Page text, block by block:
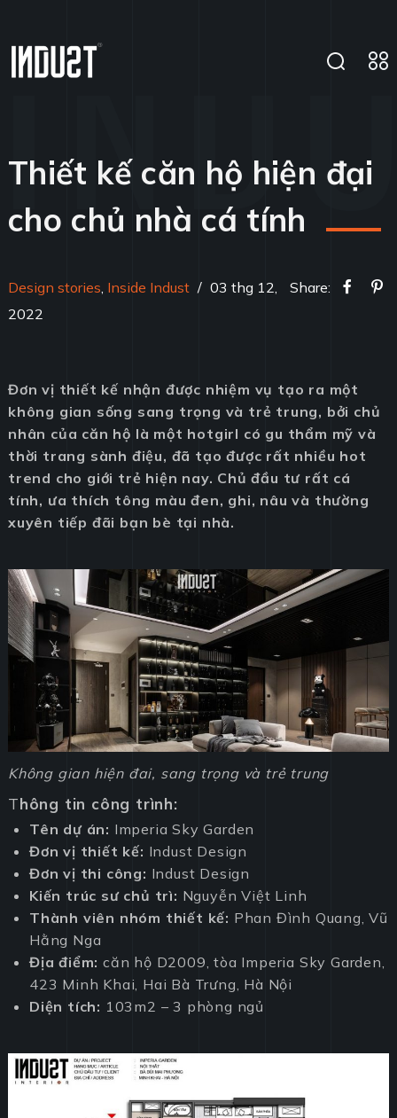
Thiết kế căn hộ hiện đại
cho chủ nhà cá tính
Design stories, Inside Indust / 03 thg 12,
2022
Share:
Đơn vị thiết kế nhận được nhiệm vụ tạo ra một
không gian sống sang trọng và trẻ trung, bởi chủ
nhân của căn hộ là một hotgirl có gu thẩm mỹ và
thời trang sành điệu, đã tạo được rất nhiều hot
trend cho giới trẻ hiện nay. Chủ đầu tư rất cá
tính, ưa thích tông màu đen, ghi, nâu và thường
xuyên tiếp đãi bạn bè tại nhà.
Không gian hiện đai, sang trọng và trẻ trung
Thông tin công trình:
Tên dự án: Imperia Sky Garden
Đơn vị thiết kế: Indust Design
Đơn vị thi công: Indust Design
Kiến trúc sư chủ trì: Nguyễn Việt Linh
Thành viên nhóm thiết kế: Phan Đình Quang, Vũ
Hằng Nga
Địa điểm: căn hộ D2009, tòa Imperia Sky Garden,
423 Minh Khai, Hai Bà Trưng, Hà Nội
Diện tích: 103m2 – 3 phòng ngủ